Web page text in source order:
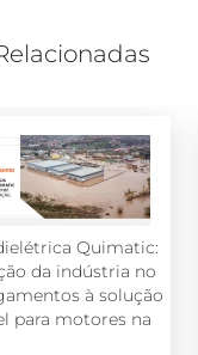
Quimatic:
da indústria no
à solução
para motores na